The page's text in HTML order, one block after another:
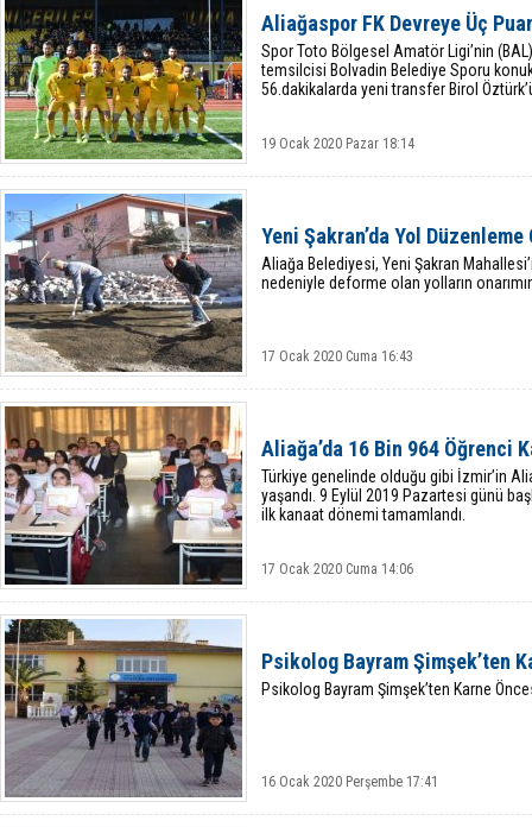
Aliağaspor FK Devreye Üç
Spor Toto Bölgesel Amatör Ligi’nin
temsilcisi Bolvadin Belediye Sporu
56.dakikalarda yeni transfer Birol
19 Ocak 2020 Pazar 18:14
Yeni Şakran’da Yol
Aliağa Belediyesi, Yeni Şakran
nedeniyle deforme olan yolların
17 Ocak 2020 Cuma 16:43
Aliağa’da 16 Bin 964 Öğrenci
Türkiye genelinde olduğu gibi İzmir’in
yaşandı. 9 Eylül 2019 Pazartesi günü
ilk kanaat dönemi tamamlandı.
17 Ocak 2020 Cuma 14:06
Psikolog Bayram Şimşek’ten
Psikolog Bayram Şimşek’ten Karne
16 Ocak 2020 Perşembe 17:41